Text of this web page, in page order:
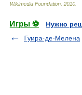
Wikimedia Foundation 2010
Игры ⚽
Нужно
Гуира-де-Мелена